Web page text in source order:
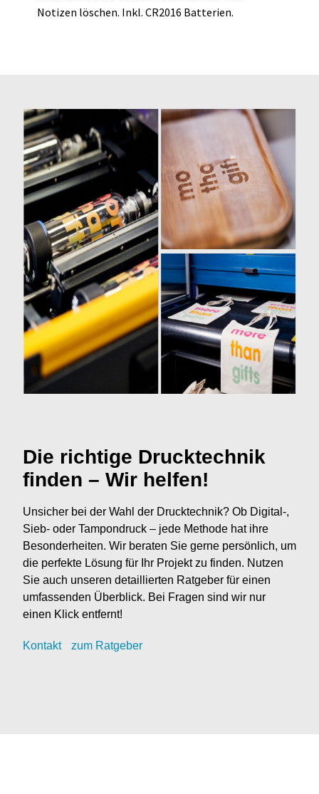
Notizen löschen. Inkl. CR2016 Batterien.
Die richtige Drucktechnik
finden – Wir helfen!
Unsicher bei der Wahl der Drucktechnik? Ob Digital-,
Sieb- oder Tampondruck – jede Methode hat ihre
Besonderheiten. Wir beraten Sie gerne persönlich, um
die perfekte Lösung für Ihr Projekt zu finden. Nutzen
Sie auch unseren detaillierten Ratgeber für einen
umfassenden Überblick. Bei Fragen sind wir nur
einen Klick entfernt!
Kontakt zum Ratgeber